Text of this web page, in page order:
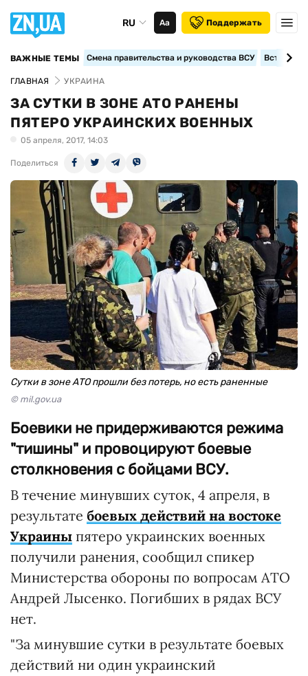
RU Аа Поддержать
ВАЖНЫЕ ТЕМЫ Смена правительства и руководства ВСУ
ГЛАВНАЯ УКРАИНА
ЗА СУТКИ В ЗОНЕ АТО РАНЕНЫ
ПЯТЕРО УКРАИНСКИХ ВОЕННЫХ
05 апреля, 2017, 14:03
Поделиться
Сутки в зоне АТО прошли без потерь, но есть раненные
© mil.gov.ua
Боевики не придерживаются режима
"тишины" и провоцируют боевые
столкновения с бойцами ВСУ.
В течение минувших суток, 4 апреля, в
результате боевых действий на востоке
Украины пятеро украинских военных
получили ранения, сообщил спикер
Министерства обороны по вопросам АТО
Андрей Лысенко. Погибших в рядах ВСУ
нет.
"За минувшие сутки в результате боевых
действий ни один украинский